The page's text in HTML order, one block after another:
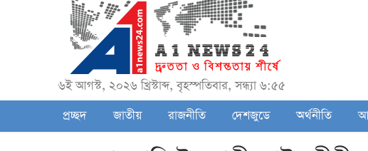
৬ই আগস্ট, ২০২৬ খ্রিস্টাব্দ, বৃহস্পতিবার, সন্ধ্যা ৬:৫৫
প্রচ্ছদ
জাতীয় রাজনীতি দেশজুডে অর্থনীতি